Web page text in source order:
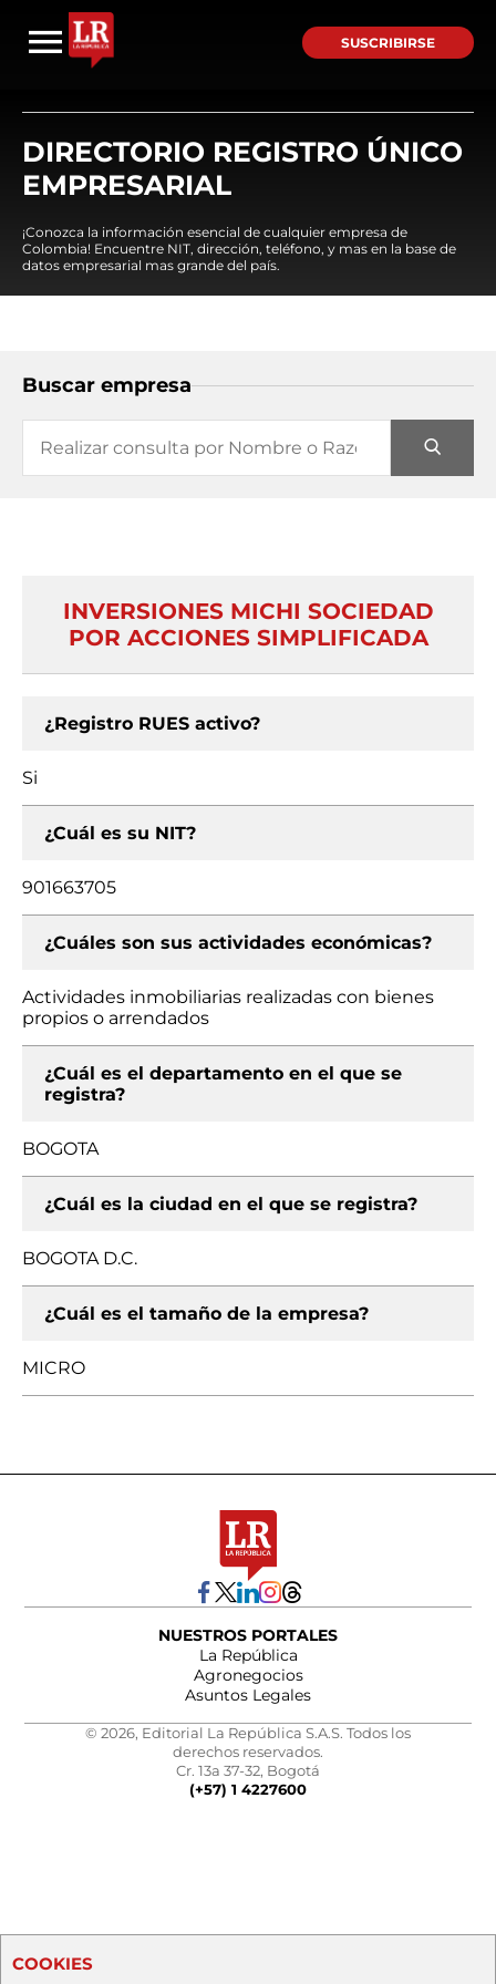
SUSCRIBIRSE
DIRECTORIO REGISTRO ÚNICO
EMPRESARIAL
¡Conozca la información esencial de cualquier empresa de
Colombia! Encuentre NIT, dirección, teléfono, y mas en la base de
datos empresarial mas grande del país.
Buscar empresa
INVERSIONES MICHI SOCIEDAD
POR ACCIONES SIMPLIFICADA
¿Registro RUES activo?
Si
¿Cuál es su NIT?
901663705
¿Cuáles son sus actividades económicas?
Actividades inmobiliarias realizadas con bienes
propios o arrendados
¿Cuál es el departamento en el que se
registra?
BOGOTA
¿Cuál es la ciudad en el que se registra?
BOGOTA D.C.
¿Cuál es el tamaño de la empresa?
MICRO
NUESTROS PORTALES
La República
Agronegocios
Asuntos Legales
© 2026, Editorial La República S.A.S. Todos los
derechos reservados.
Cr. 13a 37-32, Bogotá
(+57) 1 4227600
COOKIES